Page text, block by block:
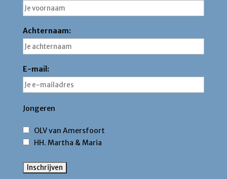
Achternaam:
E-mail:
Jongeren
OLV van Amersfoort
HH. Martha & Maria